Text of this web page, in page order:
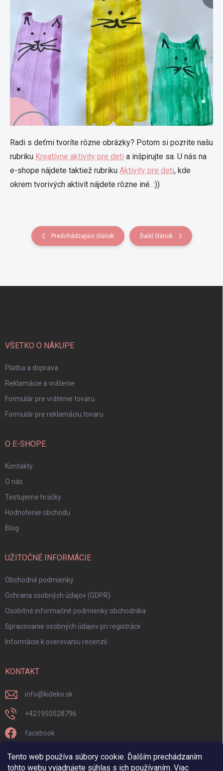
Tento web používa súbory cookie. Ďalším prechádzaním
tohto webu vyjadrujete súhlas s ich používaním. Viac
Radi s deťmi tvoríte rôzne obrázky? Potom si pozrite našu
rubriku Kreatívne aktivity pre deti a inšpirujte sa. U nás na
e-shope nájdete taktiež rubriku Aktivity pre deti, kde
okrem tvorivých aktivít nájdete rôzne iné. :))
Predchádzajúci článok Ďalší článok
VŠETKO O NÁKUPE
Platba a doprava
Reklamácie a vrátenie
Formulár pre vrátenie tovaru
Formulár pre reklamáciu tovaru
O E-SHOPE
Kontakty
O nás
Testujeme hračky
Hodnotenie obchodu
Blog
UŽITOČNÉ INFORMÁCIE
Obchodné podmienky
Ochrana osobných údajov (GDPR)
Osobitné informačné podmienky obchodníka
Spracovanie osobných údajov pri registrácii
Informácie k overovaniu recenzií
KONTAKT
info@kideko.sk
+421950528796
facebook
kideko.sk/